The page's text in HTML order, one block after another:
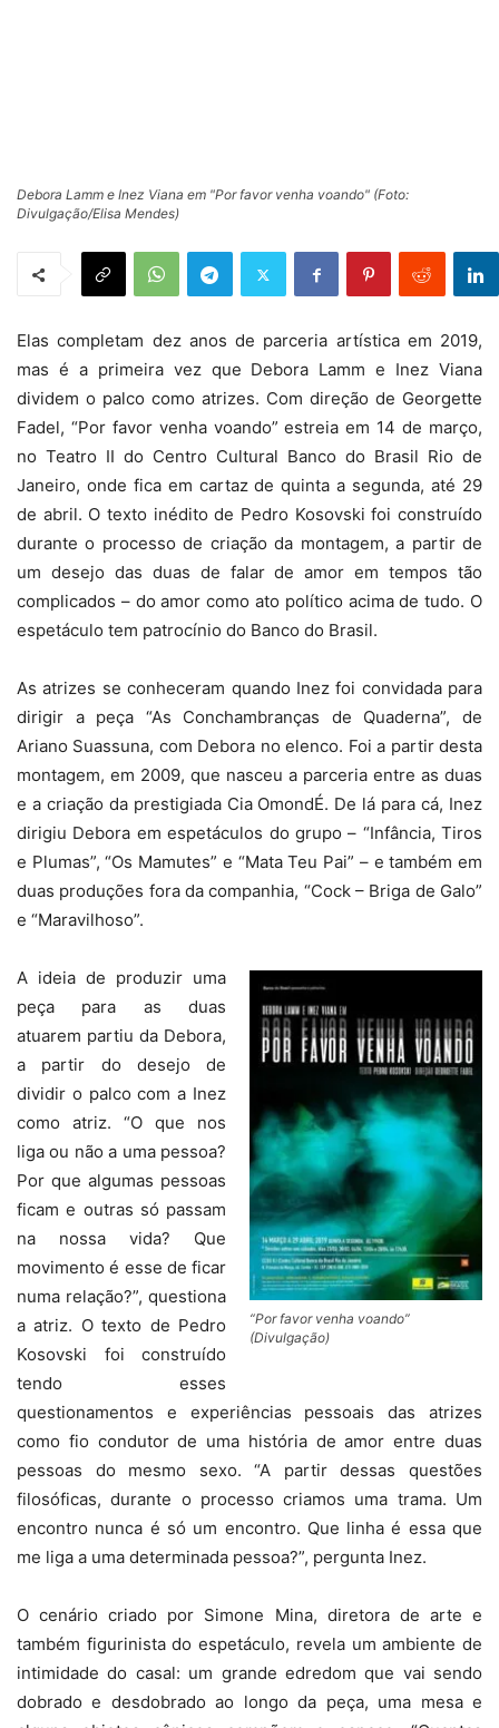
Debora Lamm e Inez Viana em "Por favor venha voando" (Foto:
Divulgação/Elisa Mendes)
Elas completam dez anos de parceria artística em 2019,
mas é a primeira vez que Debora Lamm e Inez Viana
dividem o palco como atrizes. Com direção de Georgette
Fadel, “Por favor venha voando” estreia em 14 de março,
no Teatro II do Centro Cultural Banco do Brasil Rio de
Janeiro, onde fica em cartaz de quinta a segunda, até 29
de abril. O texto inédito de Pedro Kosovski foi construído
durante o processo de criação da montagem, a partir de
um desejo das duas de falar de amor em tempos tão
complicados – do amor como ato político acima de tudo. O
espetáculo tem patrocínio do Banco do Brasil.
As atrizes se conheceram quando Inez foi convidada para
dirigir a peça “As Conchambranças de Quaderna”, de
Ariano Suassuna, com Debora no elenco. Foi a partir desta
montagem, em 2009, que nasceu a parceria entre as duas
e a criação da prestigiada Cia OmondÉ. De lá para cá, Inez
dirigiu Debora em espetáculos do grupo – “Infância, Tiros
e Plumas”, “Os Mamutes” e “Mata Teu Pai” – e também em
duas produções fora da companhia, “Cock – Briga de Galo”
e “Maravilhoso”.
“Por favor venha voando”
(Divulgação)
A ideia de produzir uma
peça para as duas
atuarem partiu da Debora,
a partir do desejo de
dividir o palco com a Inez
como atriz. “O que nos
liga ou não a uma pessoa?
Por que algumas pessoas
ficam e outras só passam
na nossa vida? Que
movimento é esse de ficar
numa relação?”, questiona
a atriz. O texto de Pedro
Kosovski foi construído
tendo esses
questionamentos e experiências pessoais das atrizes
como fio condutor de uma história de amor entre duas
pessoas do mesmo sexo. “A partir dessas questões
filosóficas, durante o processo criamos uma trama. Um
encontro nunca é só um encontro. Que linha é essa que
me liga a uma determinada pessoa?”, pergunta Inez.
O cenário criado por Simone Mina, diretora de arte e
também figurinista do espetáculo, revela um ambiente de
intimidade do casal: um grande edredom que vai sendo
dobrado e desdobrado ao longo da peça, uma mesa e